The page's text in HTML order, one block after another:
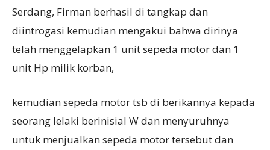
Serdang, Firman berhasil di tangkap dan
diintrogasi kemudian mengakui bahwa dirinya
telah menggelapkan 1 unit sepeda motor dan 1
unit Hp milik korban,
kemudian sepeda motor tsb di berikannya kepada
seorang lelaki berinisial W dan menyuruhnya
untuk menjualkan sepeda motor tersebut dan